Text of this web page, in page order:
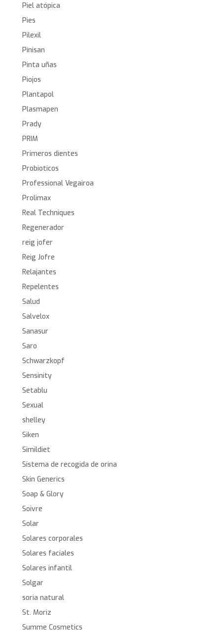
Piel atópica
Pies
Pilexil
Pinisan
Pinta uñas
Piojos
Plantapol
Plasmapen
Prady
PRIM
Primeros dientes
Probioticos
Professional Vegairoa
Prolimax
Real Techniques
Regenerador
reig jofer
Reig Jofre
Relajantes
Repelentes
Salud
Salvelox
Sanasur
Saro
Schwarzkopf
Sensinity
Setablu
Sexual
shelley
Siken
Simildiet
Sistema de recogida de orina
Skin Generics
Soap & Glory
Soivre
Solar
Solares corporales
Solares faciales
Solares infantil
Solgar
soria natural
St. Moriz
Summe Cosmetics